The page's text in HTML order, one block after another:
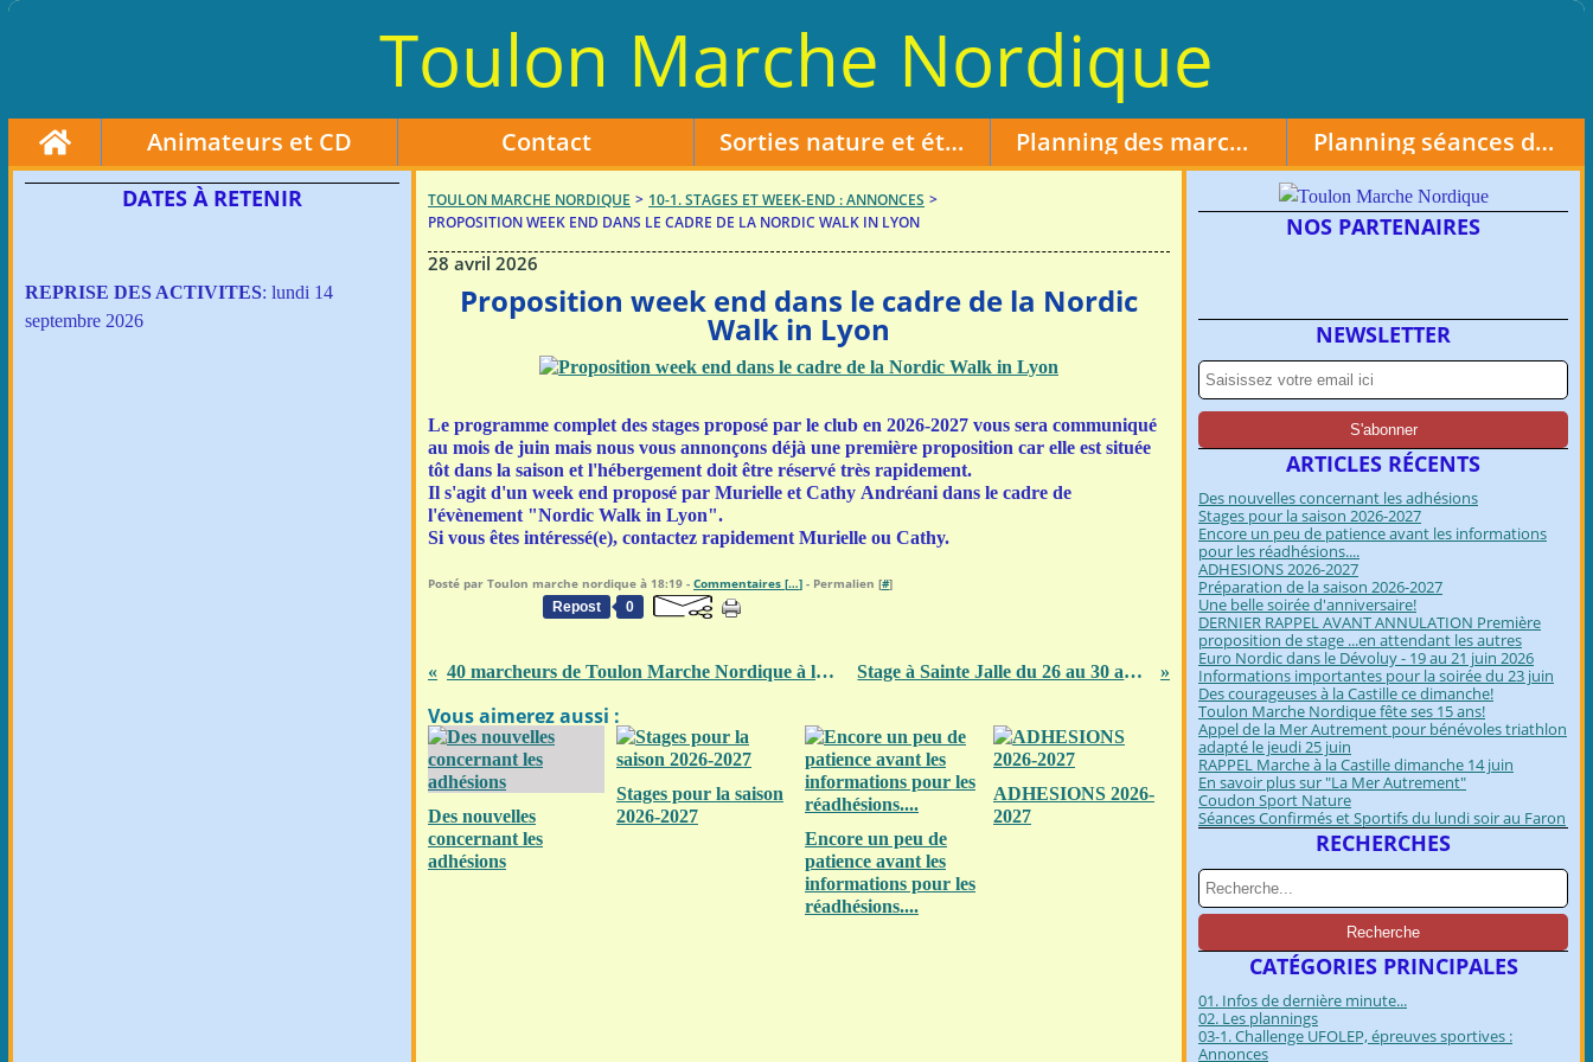
Toulon Marche Nordique
Home Animateurs et CD Contact Sorties nature et étapes challenge février et mars 2026 Planning des marches chronométrées Planning séances du 28 mai au 18 juin 2026
DATES À RETENIR
REPRISE DES ACTIVITES: lundi 14
septembre 2026
TOULON MARCHE NORDIQUE > 10-1. STAGES ET WEEK-END : ANNONCES >
PROPOSITION WEEK END DANS LE CADRE DE LA NORDIC WALK IN LYON
28 avril 2026
Proposition week end dans le cadre de la Nordic
Walk in Lyon
Le programme complet des stages proposé par le club en 2026-2027 vous sera communiqué
au mois de juin mais nous vous annonçons déjà une première proposition car elle est située
tôt dans la saison et l'hébergement doit être réservé très rapidement.
Il s'agit d'un week end proposé par Murielle et Cathy Andréani dans le cadre de
l'évènement "Nordic Walk in Lyon".
Si vous êtes intéressé(e), contactez rapidement Murielle ou Cathy.
Posté par Toulon marche nordique à 18:19 - Commentaires […] - Permalien [#]
Repost
0
40 marcheurs de Toulon Marche Nordique à la finale du challenge UFOLEP Stage à Sainte Jalle du 26 au 30 avril 2026 pour confirmés
Vous aimerez aussi :
Des nouvelles
concernant les
adhésions
Stages pour la saison
2026-2027
Encore un peu de
patience avant les
informations pour les
réadhésions....
ADHESIONS 2026-
2027
NOS PARTENAIRES
NEWSLETTER
ARTICLES RÉCENTS
Des nouvelles concernant les adhésions
Stages pour la saison 2026-2027
Encore un peu de patience avant les informations
pour les réadhésions....
ADHESIONS 2026-2027
Préparation de la saison 2026-2027
Une belle soirée d'anniversaire!
DERNIER RAPPEL AVANT ANNULATION Première
proposition de stage ...en attendant les autres
Euro Nordic dans le Dévoluy - 19 au 21 juin 2026
Informations importantes pour la soirée du 23 juin
Des courageuses à la Castille ce dimanche!
Toulon Marche Nordique fête ses 15 ans!
Appel de la Mer Autrement pour bénévoles triathlon
adapté le jeudi 25 juin
RAPPEL Marche à la Castille dimanche 14 juin
En savoir plus sur "La Mer Autrement"
Coudon Sport Nature
Séances Confirmés et Sportifs du lundi soir au Faron
RECHERCHES
CATÉGORIES PRINCIPALES
01. Infos de dernière minute...
02. Les plannings
03-1. Challenge UFOLEP, épreuves sportives :
Annonces